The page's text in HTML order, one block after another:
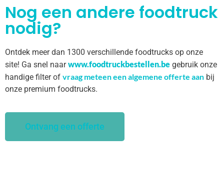
Nog een andere foodtruck
nodig?
Ontdek meer dan 1300 verschillende foodtrucks op onze
site! Ga snel naarwww.foodtruckbestellen.be gebruik onze
handige filter of vraag meteen een algemene offerte aan bij
onze premium foodtrucks.
Ontvang een offerte